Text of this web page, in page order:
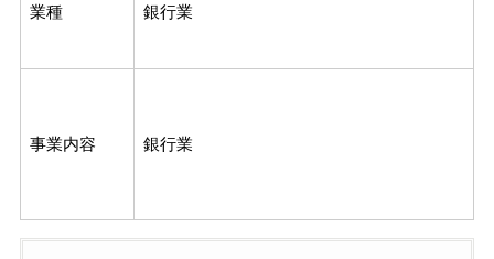
業種 銀行業
事業内容 銀行業